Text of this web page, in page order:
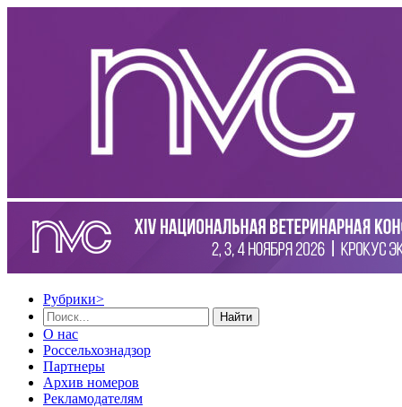
Рубрики>
Найти
О нас
Россельхознадзор
Партнеры
Архив номеров
Рекламодателям